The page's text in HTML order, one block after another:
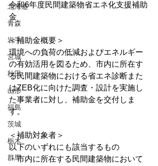
北海道
青森
岩手
宮城
秋田
山形
福島
茨城
栃木
群馬
令和6年度民間建築物省エネ化支援補助
金
＜補助金概要＞
環境への負荷の低減およびエネルギー
の有効活用を図るため、市内に所在す
る民間建築物における省エネ診断また
はZEB化に向けた調査・設計を実施し
た事業者に対し、補助金を交付しま
す。
＜補助対象者＞
以下のいずれにも該当するもの
・市内に所在する民間建築物において